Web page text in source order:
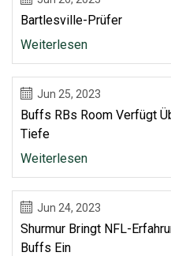
Bartlesville-Prüfer
Weiterlesen
Jun 25, 2023
Buffs RBs Room Verfügt
Tiefe
Weiterlesen
Jun 24, 2023
Shurmur Bringt NFL-
Buffs Ein